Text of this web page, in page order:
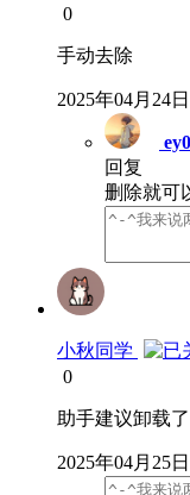
0
手动去除
2025年04月24日
回复
删除就可
小秋同学
0
助手建议卸载
2025年04月25日